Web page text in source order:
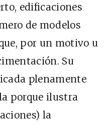
edificaciones
de modelos
por un motivo u
Su
plenamente
porque ilustra
la